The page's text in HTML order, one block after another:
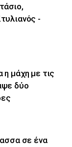
-
μάχη με τις
δύο
σε ένα